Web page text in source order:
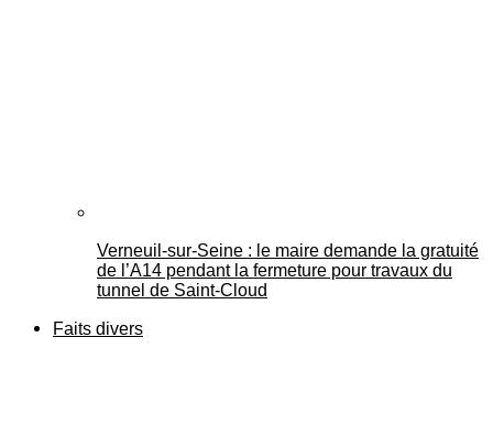
Verneuil-sur-Seine : le maire demande la gratuité
de l’A14 pendant la fermeture pour travaux du
tunnel de Saint-Cloud
Faits divers